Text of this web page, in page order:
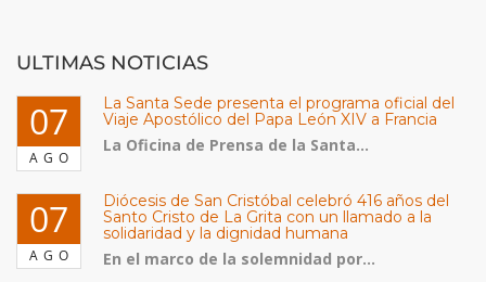
ULTIMAS NOTICIAS
07
AGO
La Santa Sede presenta el programa oficial del
Viaje Apostólico del Papa León XIV a Francia
La Oficina de Prensa de la Santa...
07
AGO
Diócesis de San Cristóbal celebró 416 años del
Santo Cristo de La Grita con un llamado a la
solidaridad y la dignidad humana
En el marco de la solemnidad por...